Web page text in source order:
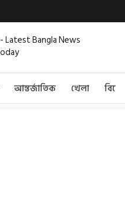
আন্তর্জাতিক খেলা